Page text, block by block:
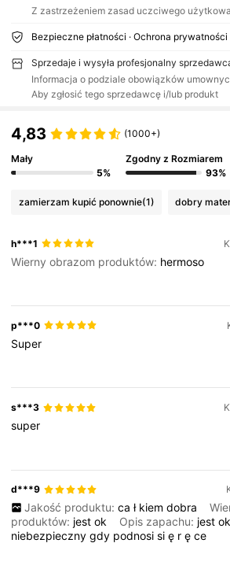
Z zastrzeżeniem zasad uczciwego
Bezpieczne płatności · Ochrona prywatności
Sprzedaje i wysyła profesjonalny
Informacja o podziale obowiązków
Aby zgłosić tego sprzedawcę i/lub produkt
4,83 (1000+)
Mały
5%
Zgodny z Rozmiarem
93%
zamierzam kupić ponownie(1) dobry
h***1
Wierny obrazom produktów: hermoso
p***0
Super
s***3
super
d***9
Jakość produktu: ca ł kiem dobra
produktów: jestok Opis zapachu: jestok
niebezpiecznygdy podnosisię ręce